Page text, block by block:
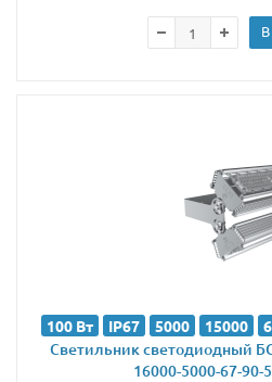
100 Вт IP67 5000 15000
Светильник светодиодный
16000-5000-67-